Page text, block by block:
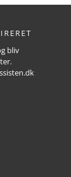
bliv